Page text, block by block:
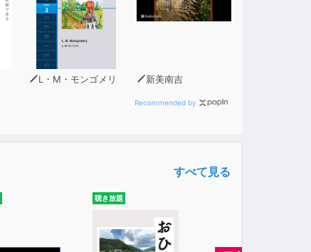
L・M・モンゴメリ 新美南吉
Recommended by
すべて見る
聴き放題